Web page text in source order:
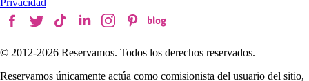
Privacidad
© 2012-2026 Reservamos. Todos los derechos reservados.
Reservamos únicamente actúa como comisionista del usuario del sitio,